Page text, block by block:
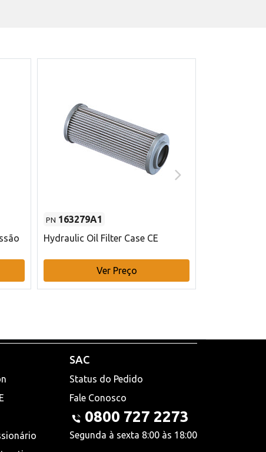
PN 163279A1
Hydraulic Oil Filter Case CE
Ver Preço
SAC
Status do Pedido
Fale Conosco
0800 727 2273
Segunda à sexta 8:00 às 18:00